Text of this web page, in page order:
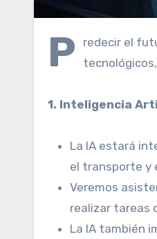
P
redecir el
1. Inteligencia
La IA estará
el transporte y
Veremos
realizar tareas
La IA también